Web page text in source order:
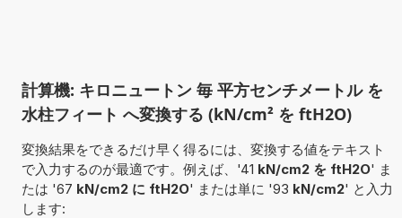
計算機: キロニュートン 毎 平方センチメートル を
水柱フィート へ変換する (kN/cm² を ftH2O)
変換結果をできるだけ早く得るには、変換する値をテキスト
で入力するのが最適です。例えば、'41 kN/cm2 を ftH2O' ま
たは '67 kN/cm2 に ftH2O' または単に '93 kN/cm2' と入力
します: